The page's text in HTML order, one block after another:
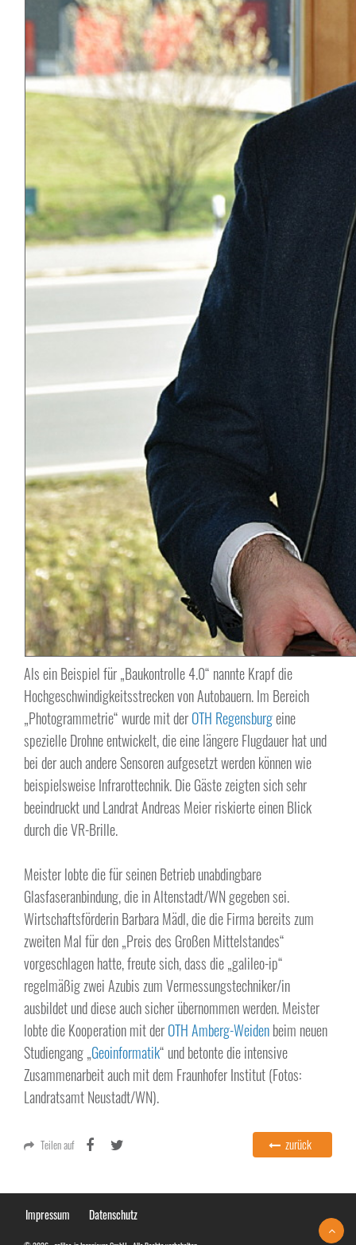
Als ein Beispiel für „Baukontrolle 4.0“ nannte Krapf die
Hochgeschwindigkeitsstrecken von Autobauern. Im Bereich
„Photogrammetrie“ wurde mit derOTH Regensburgeine
spezielle Drohne entwickelt, die eine längere Flugdauer hat und
bei der auch andere Sensoren aufgesetzt werden können wie
beispielsweise Infrarottechnik. Die Gäste zeigten sich sehr
beeindruckt und Landrat Andreas Meier riskierte einen Blick
durch die VR-Brille.
Meister lobte die für seinen Betrieb unabdingbare
Glasfaseranbindung, die in Altenstadt/WN gegeben sei.
Wirtschaftsförderin Barbara Mädl, die die Firma bereits zum
zweiten Mal für den „Preis des Großen Mittelstandes“
vorgeschlagen hatte, freute sich, dass die „galileo-ip“
regelmäßig zwei Azubis zum Vermessungstechniker/in
ausbildet und diese auch sicher übernommen werden. Meister
lobte die Kooperation mit derOTH Amberg-Weidenbeim neuen
Studiengang „Geoinformatik“ und betonte die intensive
Zusammenarbeit auch mit dem Fraunhofer Institut (Fotos:
Landratsamt Neustadt/WN).
Teilen auf zurück
Impressum Datenschutz